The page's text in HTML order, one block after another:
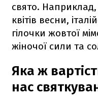
свято. Наприклад,
квітів весни,
гілочки жовтої
жіночої сили та
Яка ж
нас